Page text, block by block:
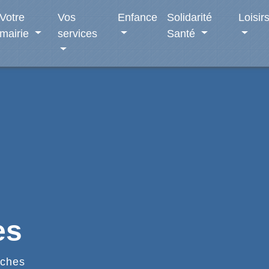
Votre
mairie
Vos
services
Enfance
Solidarité
Santé
Loisirs